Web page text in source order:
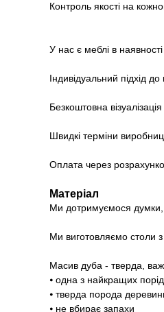
Контроль якості на
У нас є меблі в
Індивідуальний підхід
Безкоштовна
Швидкі терміни
Оплата через
Матеріал
Ми дотримуємося думки,
Ми виготовляємо столи
Масив дуба - тверда,
⦁ одна з найкращих
⦁ тверда порода
⦁ не вбирає запахи